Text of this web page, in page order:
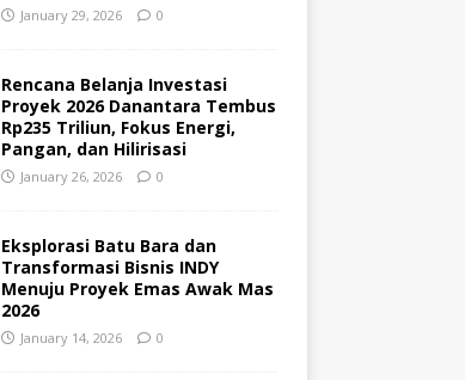
January 29, 2026 0
Rencana Belanja Investasi
Proyek 2026 Danantara Tembus
Rp235 Triliun, Fokus Energi,
Pangan, dan Hilirisasi
January 26, 2026 0
Eksplorasi Batu Bara dan
Transformasi Bisnis INDY
Menuju Proyek Emas Awak Mas
2026
January 14, 2026 0